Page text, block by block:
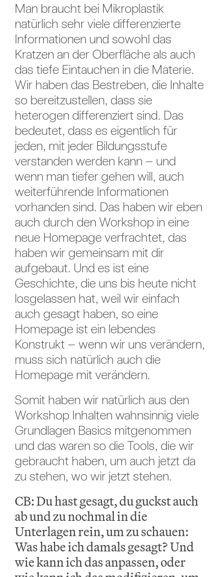
Man braucht bei Mikroplastik
natürlich sehr viele differenzierte
Informationen und sowohl das
Kratzen an der Oberfläche als auch
das tiefe Eintauchen in die Materie.
Wir haben das Bestreben, die Inhalte
so bereitzustellen, dass sie
heterogen differenziert sind. Das
bedeutet, dass es eigentlich für
jeden, mit jeder Bildungsstufe
verstanden werden kann – und
wenn man tiefer gehen will, auch
weiterführende Informationen
vorhanden sind. Das haben wir eben
auch durch den Workshop in eine
neue Homepage verfrachtet, das
haben wir gemeinsam mit dir
aufgebaut. Und es ist eine
Geschichte, die uns bis heute nicht
losgelassen hat, weil wir einfach
auch gesagt haben, so eine
Homepage ist ein lebendes
Konstrukt – wenn wir uns verändern,
muss sich natürlich auch die
Homepage mit verändern.
Somit haben wir natürlich aus den
Workshop Inhalten wahnsinnig viele
Grundlagen Basics mitgenommen
und das waren so die Tools, die wir
gebraucht haben, um auch jetzt da
zu stehen, wo wir jetzt stehen.
CB: Du hast gesagt, du guckst auch
ab und zu nochmal in die
Unterlagen rein, um zu schauen:
Was habe ich damals gesagt? Und
wie kann ich das anpassen, oder